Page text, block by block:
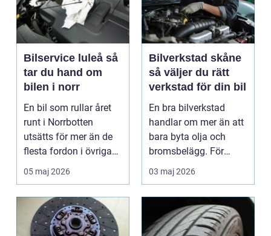
Bilservice luleå så
tar du hand om
bilen i norr
En bil som rullar året
runt i Norrbotten
utsätts för mer än de
flesta fordon i övriga
landet. Kyla, ...
05 maj 2026
Bilverkstad skåne
så väljer du rätt
verkstad för din bil
En bra bilverkstad
handlar om mer än att
bara byta olja och
bromsbelägg. För
många är bilen
avgörand...
03 maj 2026